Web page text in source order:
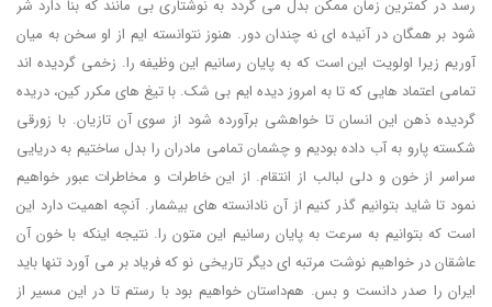
رسد در کمترین زمان ممکن بدل می گردد به نوشتاری بی مانند که بنا دارد شر
شود بر همگان در آنیده ای نه چندان دور. هنوز نتوانسته ایم از او سخن به میان
آوریم زیرا اولویت این است که به پایان رسانیم این وظیفه را. زخمی گردیده اند
تمامی اعتماد هایی که تا به امروز دیده ایم بی شک. با تیغ های مکرر کین، دریده
گردیده ذهن این انسان تا خواهشی برآورده شود از سوی آن تازیان. با زورقی
شکسته پارو به آب داده بودیم و چشمان تمامی مادران را بدل ساختیم به دریایی
سراسر از خون و دلی لبالب از انتقام. از این خاطرات و مخاطرات عبور خواهیم
نمود تا شاید بتوانیم گذر کنیم از آن نادانسته های بیشمار. آنچه اهمیت دارد این
است که بتوانیم به سرعت به پایان رسانیم این متون را. نتیجه اینکه با خون آن
عاشقان در خواهیم نوشت مرتبه ای دیگر تاریخی نو که فریاد بر می آورد تنها باید
ایران را صدر دانست و بس. هم‌داستان خواهیم بود با رستم تا در این مسیر از